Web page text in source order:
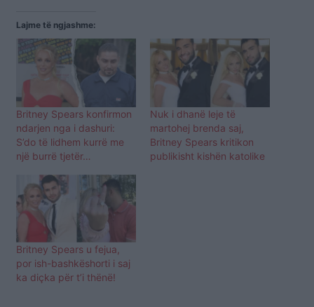
Lajme të ngjashme:
Britney Spears konfirmon
ndarjen nga i dashuri:
S’do të lidhem kurrë me
një burrë tjetër…
Nuk i dhanë leje të
martohej brenda saj,
Britney Spears kritikon
publikisht kishën katolike
Britney Spears u fejua,
por ish-bashkëshorti i saj
ka diçka për t’i thënë!